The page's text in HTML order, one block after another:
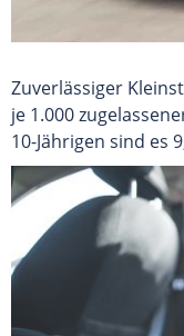
Zuverlässiger
je 1.000
10-Jährigen sind es